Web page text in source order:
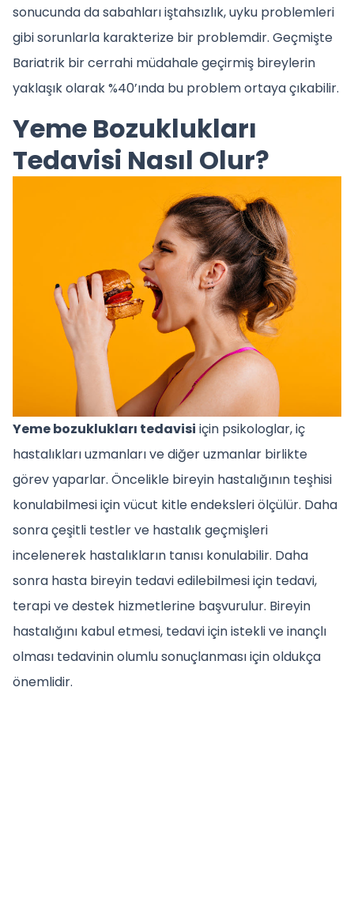
sonucunda da sabahları iştahsızlık, uyku problemleri
gibi sorunlarla karakterize bir problemdir. Geçmişte
Bariatrik bir cerrahi müdahale geçirmiş bireylerin
yaklaşık olarak %40’ında bu problem ortaya çıkabilir.
Yeme Bozuklukları
Tedavisi Nasıl Olur?
Yeme bozuklukları tedavisi için psikologlar, iç
hastalıkları uzmanları ve diğer uzmanlar birlikte
görev yaparlar. Öncelikle bireyin hastalığının teşhisi
konulabilmesi için vücut kitle endeksleri ölçülür. Daha
sonra çeşitli testler ve hastalık geçmişleri
incelenerek hastalıkların tanısı konulabilir. Daha
sonra hasta bireyin tedavi edilebilmesi için tedavi,
terapi ve destek hizmetlerine başvurulur. Bireyin
hastalığını kabul etmesi, tedavi için istekli ve inançlı
olması tedavinin olumlu sonuçlanması için oldukça
önemlidir.